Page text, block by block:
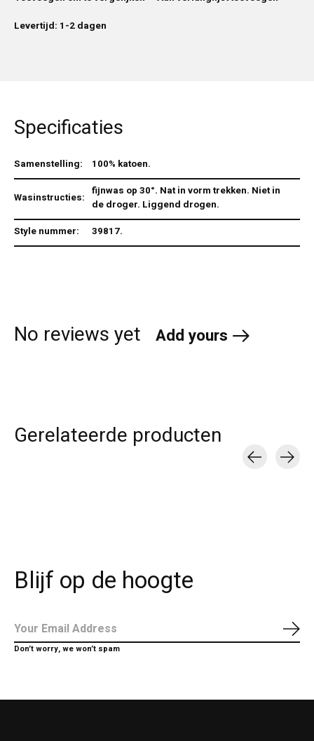
Levertijd: 1-2 dagen
Specificaties
Samenstelling: 100% katoen.
Wasinstructies: fijnwas op 30°. Nat in vorm trekken. Niet in
de droger. Liggend drogen.
Style nummer:
39817.
No reviews yet Add yours
Gerelateerde producten
Blijf op de hoogte
Don’t worry, we won’t spam